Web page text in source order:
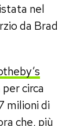
nel
da Brad
circa
milioni di
che, più